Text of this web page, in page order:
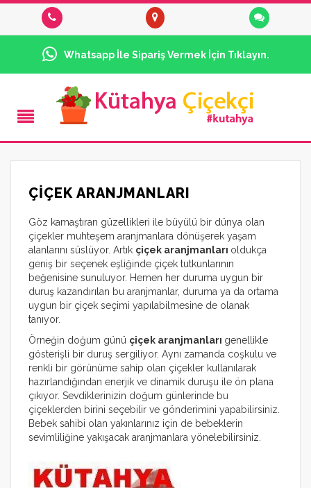
Whatsapp İle Sipariş Vermek İçin Tıklayın.
ÇIÇEK ARANJMANLARI
Göz kamaştıran güzellikleri ile büyülü bir dünya olan
çiçekler muhteşem aranjmanlara dönüşerek yaşam
alanlarını süslüyor. Artık çiçek aranjmanları oldukça
geniş bir seçenek eşliğinde çiçek tutkunlarının
beğenisine sunuluyor. Hemen her duruma uygun bir
duruş kazandırılan bu aranjmanlar, duruma ya da ortama
uygun bir çiçek seçimi yapılabilmesine de olanak
tanıyor.
Örneğin doğum günü çiçek aranjmanları genellikle
gösterişli bir duruş sergiliyor. Aynı zamanda coşkulu ve
renkli bir görünüme sahip olan çiçekler kullanılarak
hazırlandığından enerjik ve dinamik duruşu ile ön plana
çıkıyor. Sevdiklerinizin doğum günlerinde bu
çiçeklerden birini seçebilir ve gönderimini yapabilirsiniz.
Bebek sahibi olan yakınlarınız için de bebeklerin
sevimliliğine yakışacak aranjmanlara yönelebilirsiniz.